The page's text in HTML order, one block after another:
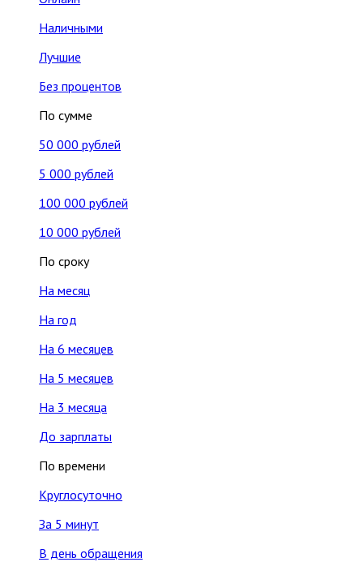
Наличными
Лучшие
Без процентов
По сумме
50 000 рублей
5 000 рублей
100 000 рублей
10 000 рублей
По сроку
На месяц
На год
На 6 месяцев
На 5 месяцев
На 3 месяца
До зарплаты
По времени
Круглосуточно
За 5 минут
В день обращения